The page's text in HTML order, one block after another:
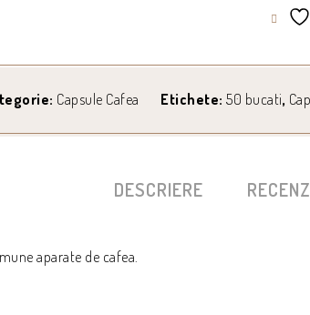
Capsule Cafea Etichete: 50 bucati,
DESCRIERE
aparate de cafea.